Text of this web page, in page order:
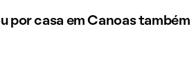
por casa em Canoas também